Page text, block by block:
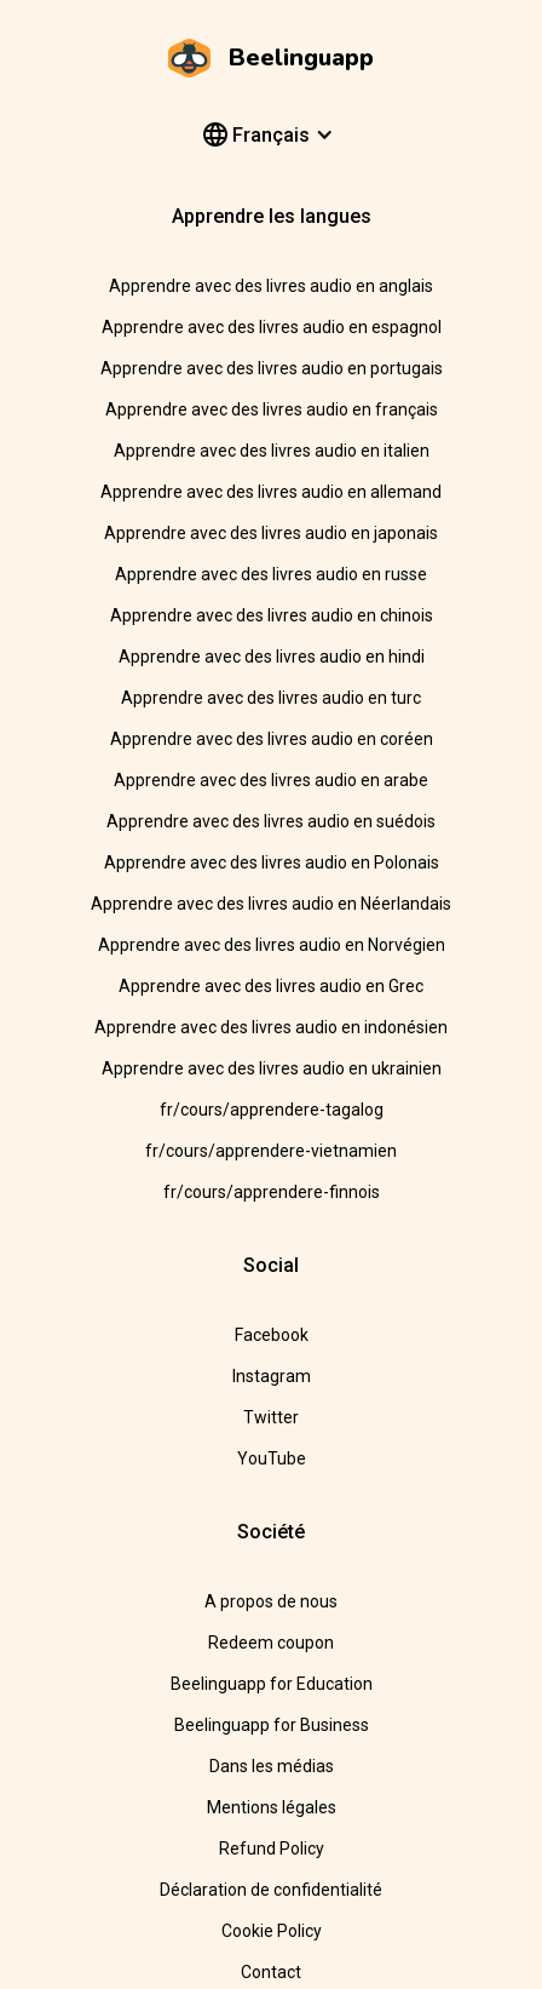
Beelinguapp
Français
Apprendre les langues
Apprendre avec des livres audio en anglais
Apprendre avec des livres audio en espagnol
Apprendre avec des livres audio en portugais
Apprendre avec des livres audio en français
Apprendre avec des livres audio en italien
Apprendre avec des livres audio en allemand
Apprendre avec des livres audio en japonais
Apprendre avec des livres audio en russe
Apprendre avec des livres audio en chinois
Apprendre avec des livres audio en hindi
Apprendre avec des livres audio en turc
Apprendre avec des livres audio en coréen
Apprendre avec des livres audio en arabe
Apprendre avec des livres audio en suédois
Apprendre avec des livres audio en Polonais
Apprendre avec des livres audio en Néerlandais
Apprendre avec des livres audio en Norvégien
Apprendre avec des livres audio en Grec
Apprendre avec des livres audio en indonésien
Apprendre avec des livres audio en ukrainien
fr/cours/apprendere-tagalog
fr/cours/apprendere-vietnamien
fr/cours/apprendere-finnois
Social
Facebook
Instagram
Twitter
YouTube
Société
A propos de nous
Redeem coupon
Beelinguapp for Education
Beelinguapp for Business
Dans les médias
Mentions légales
Refund Policy
Déclaration de confidentialité
Cookie Policy
Contact